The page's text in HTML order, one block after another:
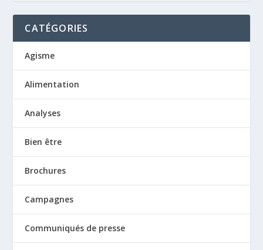
CATÉGORIES
Agisme
Alimentation
Analyses
Bien être
Brochures
Campagnes
Communiqués de presse